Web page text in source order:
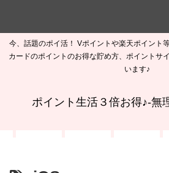
今、話題のポイ活！ Vポイントや楽天ポイント
カードのポイントのお得な貯め方、ポイントサ
います♪
ポイント生活３倍お得♪-無